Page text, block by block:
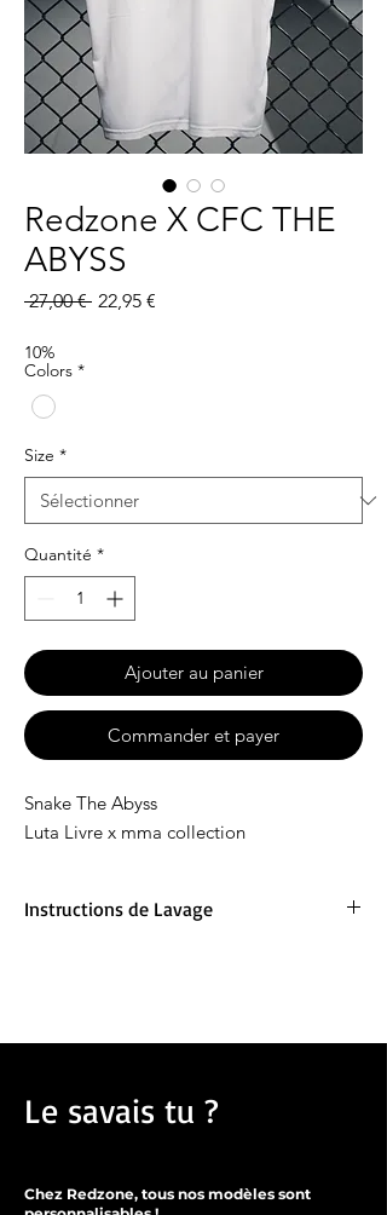
Redzone X CFC THE
ABYSS
27,00 € Prix
22,95 €
10%
Colors *
Size *
Quantité *
Ajouter au panier
Commander et payer
Snake The Abyss
Luta Livre x mma collection
Instructions de Lavage
Le savais tu ?
Chez Redzone, tous nos modèles sont